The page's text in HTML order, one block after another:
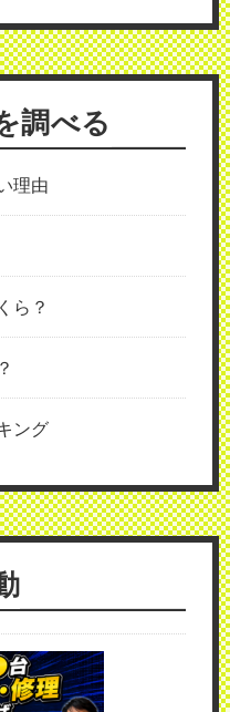
調べる
理由
ら？
ング